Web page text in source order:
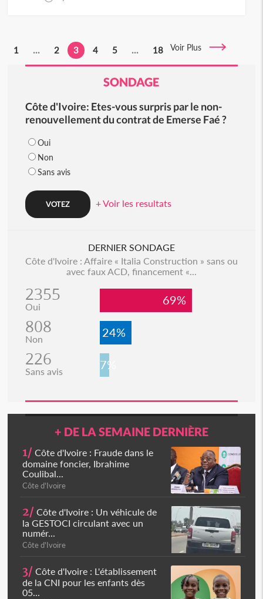
1 ... 2 3 4 5 ... 18 Voir Plus
SONDAGE
Côte d'Ivoire: Etes-vous surpris par le non-
renouvellement du contrat de Emerse Faé ?
Oui
Non
Sans avis
+ Voir les resultats
DERNIER SONDAGE
Côte d'Ivoire : Affaire « Italia Construction » sans ou
avec faux ACD, financement «...
2355
Oui 69%
808
Non 24%
226
Sans avis 7%
+ DE LA SEMAINE DERNIÈRE
1/ Côte d'Ivoire : Fraude dans le
domaine foncier, Ibrahime
Coulibal...
Côte d'Ivoire
2/ Côte d'Ivoire : Un véhicule de
la GESTOCI circulant avec un
numér...
Côte d'Ivoire
3/ Côte d'Ivoire : L'établissement
de la CNI pour les enfants dès
05...